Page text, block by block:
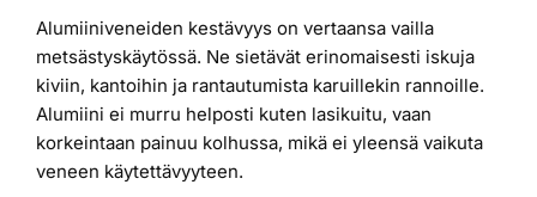
Alumiiniveneiden kestävyys on vertaansa vailla
metsästyskäytössä. Ne sietävät erinomaisesti iskuja
kiviin, kantoihin ja rantautumista karuillekin rannoille.
Alumiini ei murru helposti kuten lasikuitu, vaan
korkeintaan painuu kolhussa, mikä ei yleensä vaikuta
veneen käytettävyyteen.